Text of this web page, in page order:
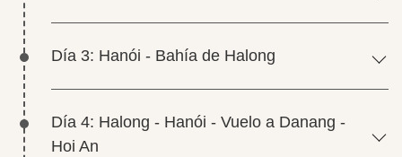
Día 3: Hanói - Bahía de Halong
Día 4: Halong - Hanói - Vuelo a Danang -
Hoi An